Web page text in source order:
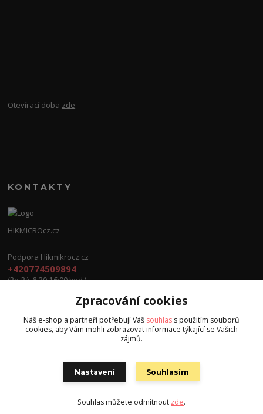
Otevírací doba zde
KONTAKTY
HIKMICROcz.cz
Podpora Hikmikrocz.cz
+420774509894
(Po-Pá, 8:30-16:00 hod.)
info@hikmicrocz.cz
Zpracování cookies
Náš e-shop a partneři potřebují Váš souhlas s použitím souborů
cookies, aby Vám mohli zobrazovat informace týkající se Vašich
zájmů.
Nastavení Souhlasím
Souhlas můžete odmítnout zde.